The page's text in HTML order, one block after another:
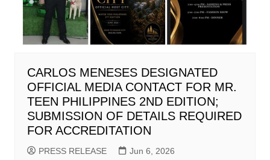
CARLOS MENESES DESIGNATED
OFFICIAL MEDIA CONTACT FOR MR.
TEEN PHILIPPINES 2ND EDITION;
SUBMISSION OF DETAILS REQUIRED
FOR ACCREDITATION
PRESS RELEASE Jun 6, 2026